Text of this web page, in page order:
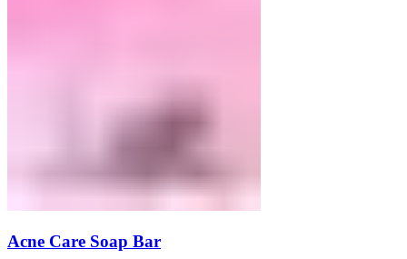
Acne Care Soap Bar